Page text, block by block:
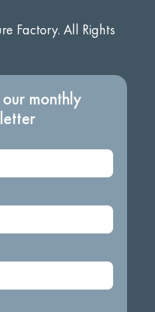
Factory. All Rights
monthly